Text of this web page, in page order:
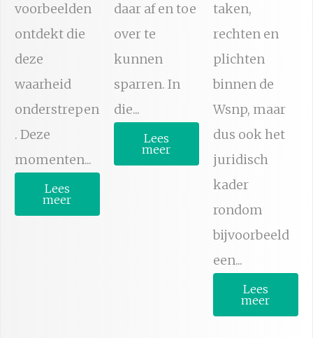
voorbeelden
ontdekt die
deze
waarheid
onderstrepen
. Deze
momenten...
Lees
meer
daar af en toe
over te
kunnen
sparren. In
die...
Lees
meer
taken,
rechten en
plichten
binnen de
Wsnp, maar
dus ook het
juridisch
kader
rondom
bijvoorbeeld
een...
Lees
meer